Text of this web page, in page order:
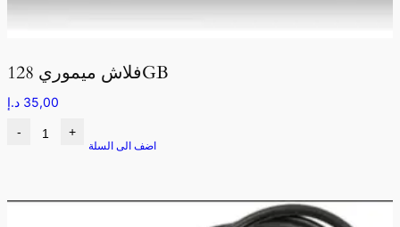
فلاش ميموري 128GB
35,00 د.إ
- +
اضف الى السلة